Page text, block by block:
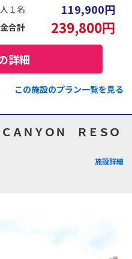
１名 119,900円
合計 239,800円
詳細
この施設のプラン一覧を見る
ＡＮＹＯＮ ＲＥＳＯ
施設詳細